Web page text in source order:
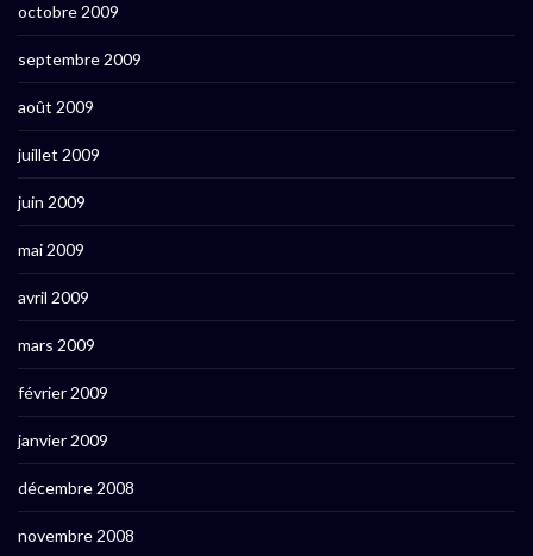
octobre 2009
septembre 2009
août 2009
juillet 2009
juin 2009
mai 2009
avril 2009
mars 2009
février 2009
janvier 2009
décembre 2008
novembre 2008